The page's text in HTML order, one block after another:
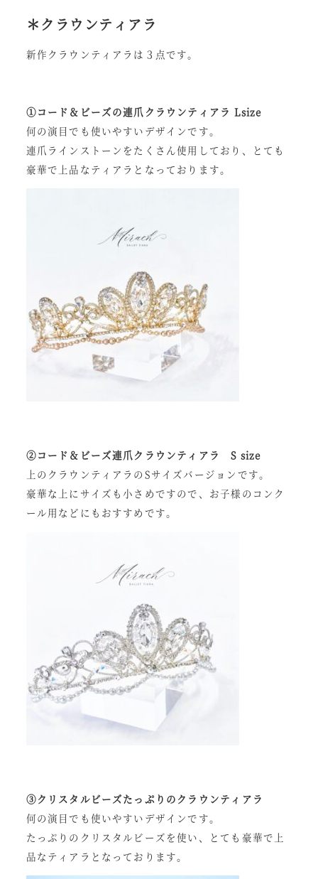
＊クラウンティアラ
新作クラウンティアラは３点です。
①コード＆ビーズの連爪クラウンティアラ Lsize
何の演目でも使いやすいデザインです。
連爪ラインストーンをたくさん使用しており、とても
豪華で上品なティアラとなっております。
②コード＆ビーズ連爪クラウンティアラ S size
上のクラウンティアラのSサイズバージョンです。
豪華な上にサイズも小さめですので、お子様のコンク
ール用などにもおすすめです。
③クリスタルビーズたっぷりのクラウンティアラ
何の演目でも使いやすいデザインです。
たっぷりのクリスタルビーズを使い、とても豪華で上
品なティアラとなっております。